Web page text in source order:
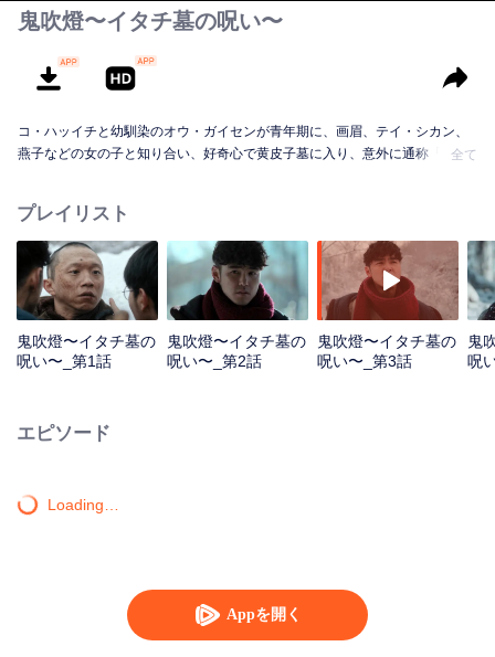
Appを開く
鬼吹燈〜イタチ墓の呪い〜
コ・ハッイチと幼馴染のオウ・ガイセンが青年期に、画眉、テイ・シカン、
燕子などの女の子と知り合い、好奇心で黄皮子墓に入り、意外に通称「閻魔
全て
プレイリスト
鬼吹燈〜イタチ墓の
呪い〜_第1話
鬼吹燈〜イタチ墓の
呪い〜_第2話
鬼吹燈〜イタチ墓の
呪い〜_第3話
鬼
呪
エピソード
Loading…